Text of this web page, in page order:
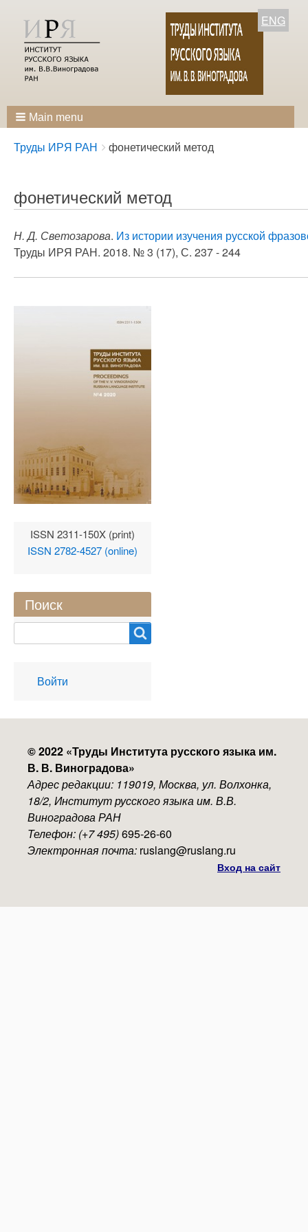
ENG
Main menu
Breadcrumbs
You
Труды ИРЯ РАН фонетический метод
фонетический метод
Н. Д. Светозарова. Из истории изучения русской
Труды ИРЯ РАН. 2018. № 3 (17), С. 237 - 244
ISSN 2311-150X (print)
ISSN 2782-4527 (online)
Поиск
User
account
Войти
© 2022 «Труды Института русского языка им.
В. В. Виноградова»
Адрес редакции: 119019, Москва, ул. Волхонка,
18/2, Институт русского языка им. В.В.
Виноградова РАН
Телефон: (+7 495)695-26-60
Электронная почта: ruslang@ruslang.ru
Вход на сайт